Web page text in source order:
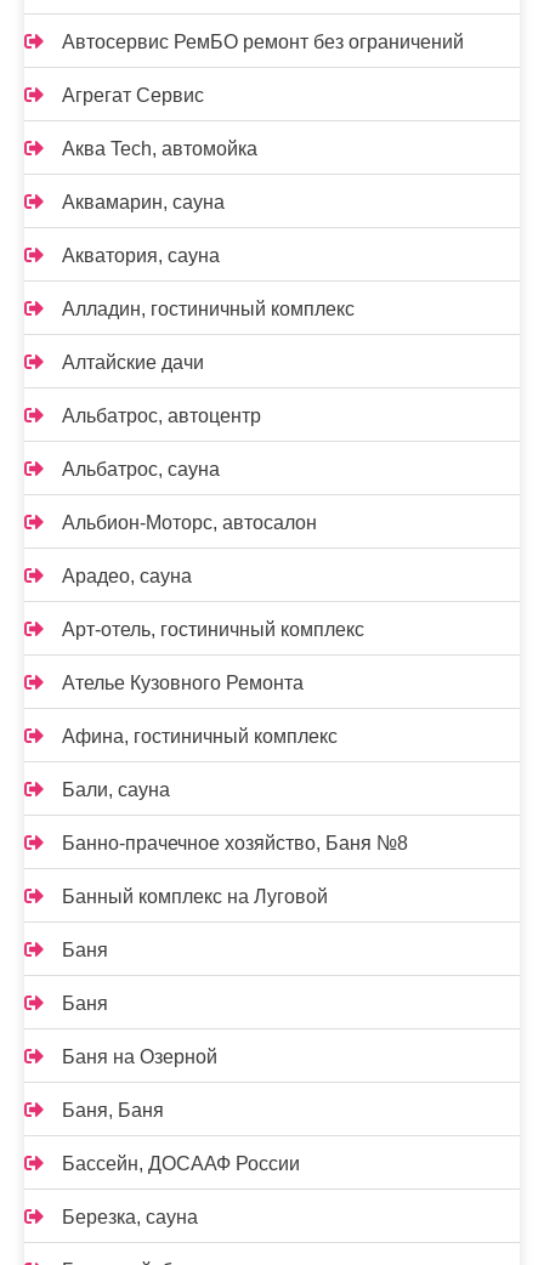
Автосервис РемБО ремонт без ограничений
Агрегат Сервис
Аква Tech, автомойка
Аквамарин, сауна
Акватория, сауна
Алладин, гостиничный комплекс
Алтайские дачи
Альбатрос, автоцентр
Альбатрос, сауна
Альбион-Моторс, автосалон
Арадео, сауна
Арт-отель, гостиничный комплекс
Ателье Кузовного Ремонта
Афина, гостиничный комплекс
Бали, сауна
Банно-прачечное хозяйство, Баня №8
Банный комплекс на Луговой
Баня
Баня
Баня на Озерной
Баня, Баня
Бассейн, ДОСААФ России
Березка, сауна